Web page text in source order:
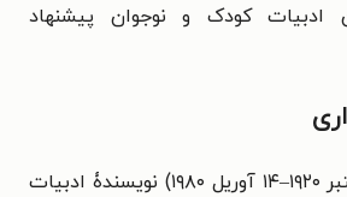
ادبیات کودک و نوجوان پیشنهاد
(۲۳ اکتبر ۱۹۲۰–۱۴ آوریل ۱۹۸۰) نویسندۀ ادبیات